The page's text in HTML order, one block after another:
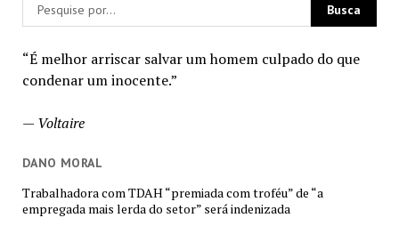
“É melhor arriscar salvar um homem culpado do que
condenar um inocente.”
— Voltaire
DANO MORAL
Trabalhadora com TDAH “premiada com troféu” de “a
empregada mais lerda do setor” será indenizada